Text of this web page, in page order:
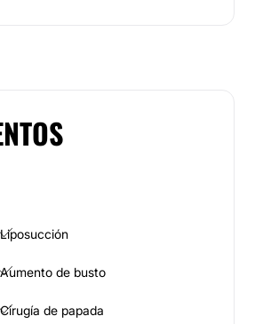
Liposucción
Aumento de busto
Cirugía de papada